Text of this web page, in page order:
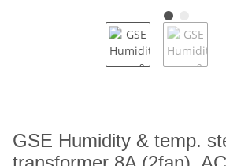
GSE Humidity & temp.